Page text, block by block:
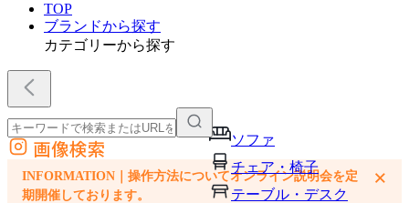
TOP
ブランドから探す
カテゴリーから探す
ソファ
チェア・椅子
テーブル・デスク
外部サイトの商品をカートに追加
他のサイトで見つけた商品ページのURLを貼り付けて、カートに追加できます
画像検索
INFORMATION｜操作方法についてオンライン説明会を定
期開催しております。
×